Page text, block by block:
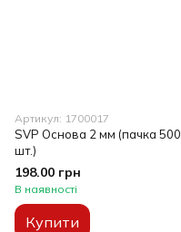
Артикул: 1700017
SVP Основа 2 мм (пачка 500
шт.)
198.00 грн
В наявності
Купити